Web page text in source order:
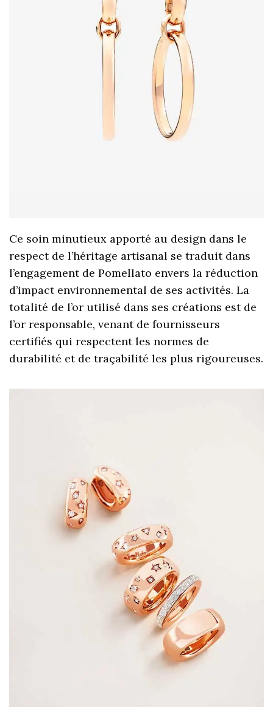
Ce soin minutieux apporté au design dans le
respect de l’héritage artisanal se traduit dans
l’engagement de Pomellato envers la réduction
d’impact environnemental de ses activités. La
totalité de l’or utilisé dans ses créations est de
l’or responsable, venant de fournisseurs
certifiés qui respectent les normes de
durabilité et de traçabilité les plus rigoureuses.